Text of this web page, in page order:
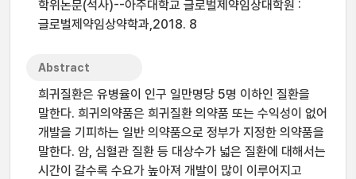
학위논문(석사)--아주대학교 글로벌제약임상대학원 :
글로벌제약임상약학과,2018. 8
Abstract
희귀질환은 유병율이 인구 일만명당 5명 이하인 질환을
말한다. 희귀의약품은 희귀질환 의약품 또는 수익성이 없어
개발을 기피하는 일반 의약품으로 정부가 지정한 의약품을
말한다. 암, 심혈관 질환 등 대상수가 넓은 질환에 대해서는
시간이 갈수록 수요가 높아져 개발이 많이 이루어지고